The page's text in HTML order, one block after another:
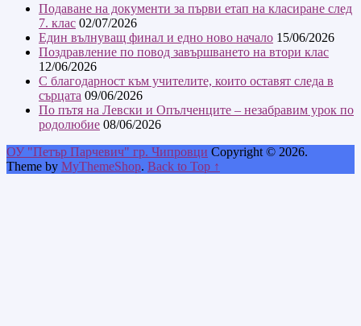
Подаване на документи за първи етап на класиране след
7. клас 02/07/2026
Един вълнуващ финал и едно ново начало 15/06/2026
Поздравление по повод завършването на втори клас
12/06/2026
С благодарност към учителите, които оставят следа в
сърцата 09/06/2026
По пътя на Левски и Опълченците – незабравим урок по
родолюбие 08/06/2026
ОУ "Петър Парчевич" гр. Чипровци Copyright © 2026.
Theme by MyThemeShop. Back to Top ↑